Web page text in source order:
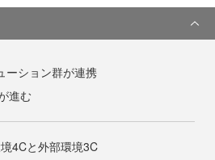
ーション群が連携
進む
4Cと外部環境3C